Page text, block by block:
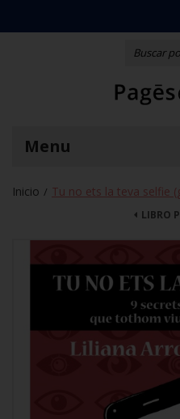
Menu
Inicio / Tu no ets la teva selfie
LIBRO